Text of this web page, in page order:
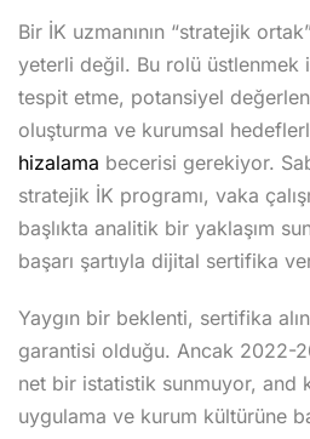
Bir İK uzmanının “stratejik
yeterli değil. Bu rolü üstlenmek
tespit etme, potansiyel
oluşturma ve kurumsal
hizalama becerisi gerekiyor.
stratejik İK programı, vaka
başlıkta analitik bir yaklaşım
başarı şartıyla dijital sertifika
Yaygın bir beklenti, sertifika
garantisi olduğu. Ancak 2022-
net bir istatistik sunmuyor, and
uygulama ve kurum kültürüne